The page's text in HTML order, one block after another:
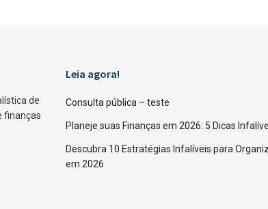
de
finanças
Leia agora!
Consulta pública – teste
Planeje suas Finanças em 2026: 5 Dicas
Descubra 10 Estratégias Infalíveis para
em 2026